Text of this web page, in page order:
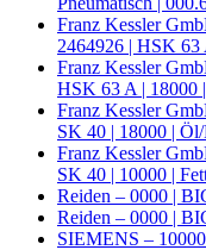
Franz Kessler
2464926 | HSK
Franz Kessler
HSK 63 A | 18000
Franz Kessler
SK 40 | 18000 |
Franz Kessler
SK 40 | 10000 |
Reiden – 0000 |
Reiden – 0000 |
SIEMENS –